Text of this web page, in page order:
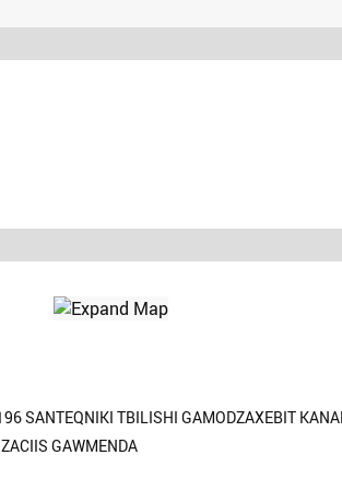
SANTEQNIKI TBILISHI GAMODZAXEBIT
GAWMENDA